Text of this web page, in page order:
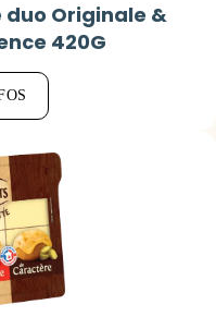
duo Originale &
420G